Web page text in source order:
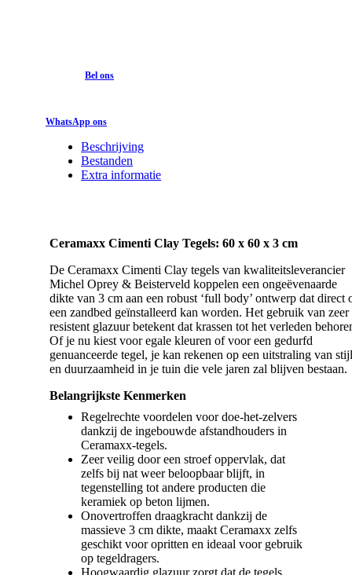
Bel ons
WhatsApp ons
Beschrijving
Bestanden
Extra informatie
Ceramaxx Cimenti Clay Tegels: 60 x 60 x 3 cm
De Ceramaxx Cimenti Clay tegels van kwaliteitsleverancier
Michel Oprey & Beisterveld koppelen een ongeëvenaarde
dikte van 3 cm aan een robust ‘full body’ ontwerp dat direct
een zandbed geïnstalleerd kan worden. Het gebruik van zeer
resistent glazuur betekent dat krassen tot het verleden
Of je nu kiest voor egale kleuren of voor een gedurfd
genuanceerde tegel, je kan rekenen op een uitstraling van stijl
en duurzaamheid in je tuin die vele jaren zal blijven bestaan.
Belangrijkste Kenmerken
Regelrechte voordelen voor doe-het-zelvers
dankzij de ingebouwde afstandhouders in
Ceramaxx-tegels.
Zeer veilig door een stroef oppervlak, dat
zelfs bij nat weer beloopbaar blijft, in
tegenstelling tot andere producten die
keramiek op beton lijmen.
Onovertroffen draagkracht dankzij de
massieve 3 cm dikte, maakt Ceramaxx zelfs
geschikt voor opritten en ideaal voor gebruik
op tegeldragers.
Hoogwaardig glazuur zorgt dat de tegels